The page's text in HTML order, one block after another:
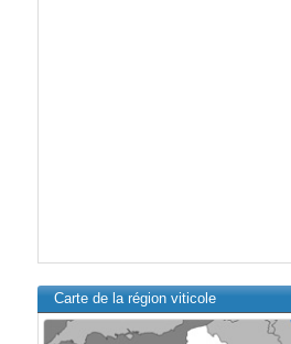
Carte de la région viticole